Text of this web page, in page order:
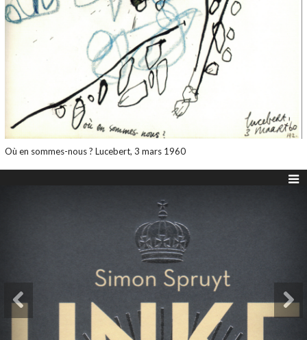
Où en sommes-nous ? Lucebert, 3 mars 1960